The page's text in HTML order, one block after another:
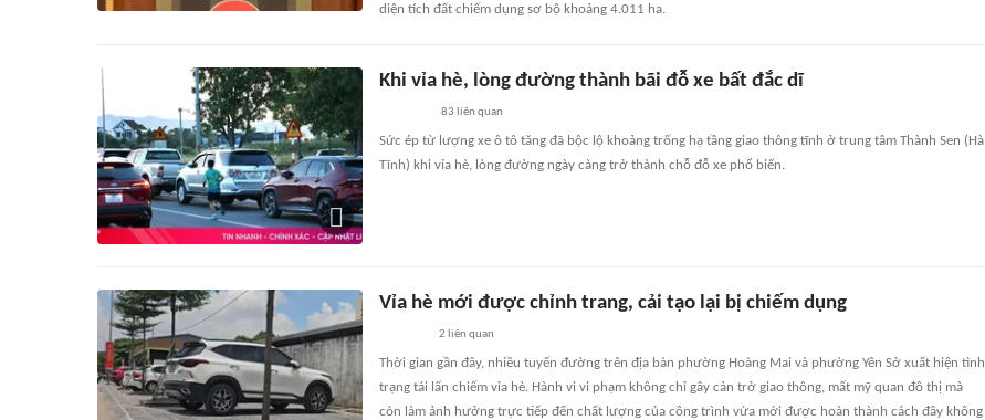
diện tích đất chiếm dụng sơ bộ khoảng 4.011 ha.
Khi vỉa hè, lòng đường thành bãi đỗ xe bất đắc dĩ
83 liên quan
Sức ép từ lượng xe ô tô tăng đã bộc lộ khoảng trống hạ tầng giao thông tĩnh ở trung tâm Thành Sen (Hà
Tĩnh) khi vỉa hè, lòng đường ngày càng trở thành chỗ đỗ xe phổ biến.
Vỉa hè mới được chỉnh trang, cải tạo lại bị chiếm dụng
2 liên quan
Thời gian gần đây, nhiều tuyến đường trên địa bàn phường Hoàng Mai và phường Yên Sở xuất hiện tình
trạng tái lấn chiếm vỉa hè. Hành vi vi phạm không chỉ gây cản trở giao thông, mất mỹ quan đô thị mà
còn làm ảnh hưởng trực tiếp đến chất lượng của công trình vừa mới được hoàn thành cách đây không